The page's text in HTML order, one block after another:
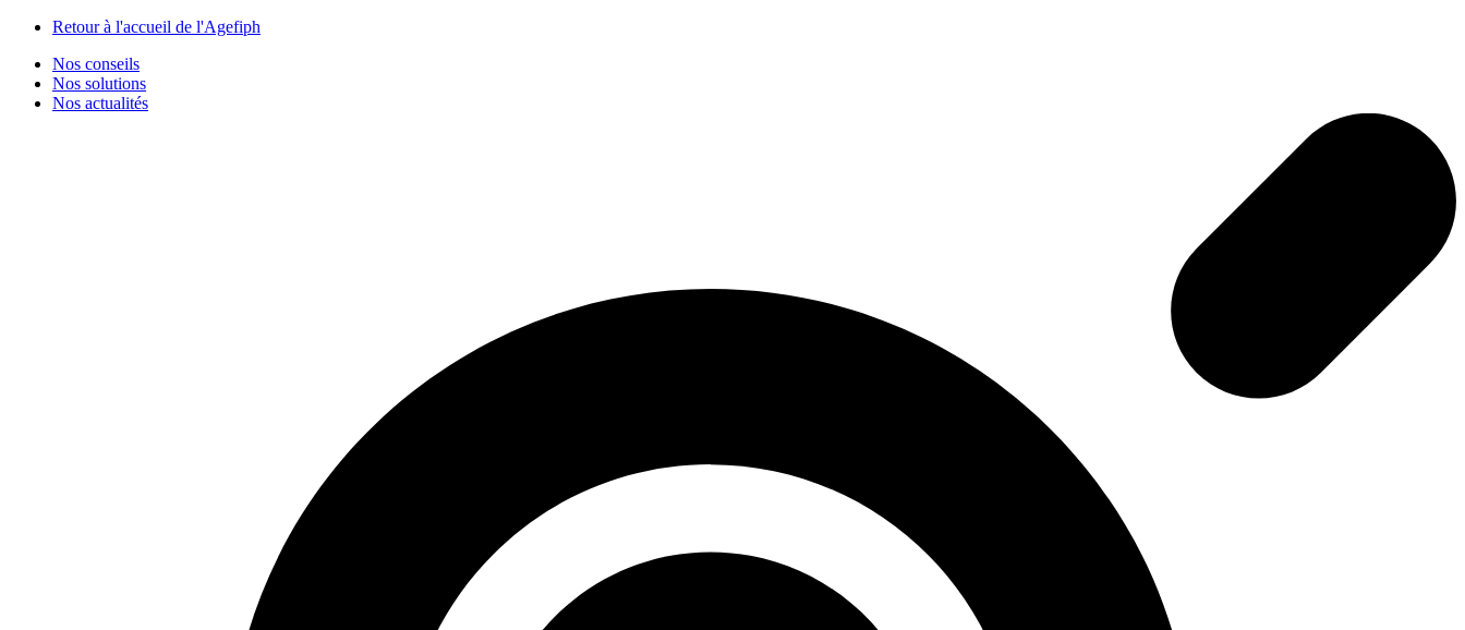
Retour à l'accueil de l'Agefiph
Nos conseils
Nos solutions
Nos actualités